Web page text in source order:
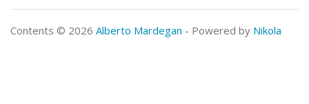
Contents © 2026 Alberto Mardegan - Powered by Nikola